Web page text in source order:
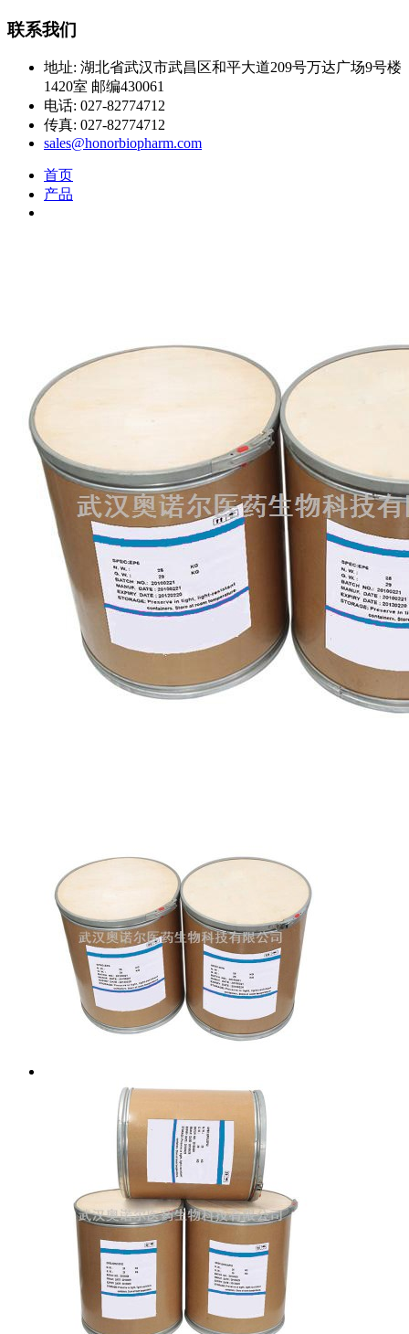
联系我们
地址: 湖北省武汉市武昌区和平大道209号万达广场9号楼
1420室 邮编430061
电话: 027-82774712
传真: 027-82774712
sales@honorbiopharm.com
首页
产品